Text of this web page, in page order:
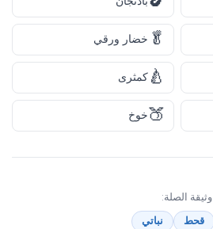
🥬 خضار ورقي
🍐 كمثرى
🍑خوخ
الصلة:
قحط نباتي